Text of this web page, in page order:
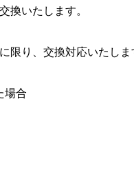
換いたします。
限り、交換対応いたし
場合